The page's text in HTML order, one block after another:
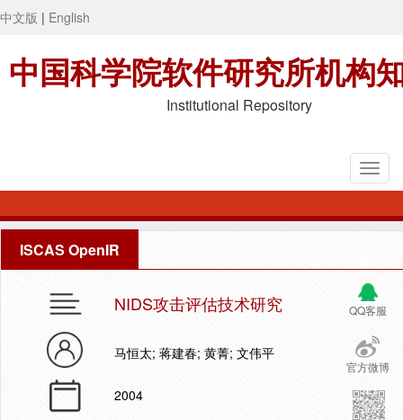
中文版 | English
中国科学院软件研究所机构
Institutional Repository
ISCAS OpenIR
QQ客服
官方微博
NIDS攻击评估技术研究
马恒太; 蒋建春; 黄菁; 文伟平
2004